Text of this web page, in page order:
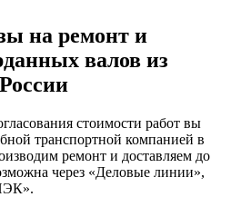
на ремонт и
валов из
стоимости работ вы
транспортной компанией в
ремонт и доставляем до
через «Деловые линии»,